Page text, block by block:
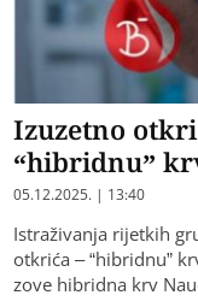
Izuzetno
“hibridnu”
05.12.2025. | 13:40
Istraživanja rijetkih
otkrića – “hibridnu”
zove hibridna krv